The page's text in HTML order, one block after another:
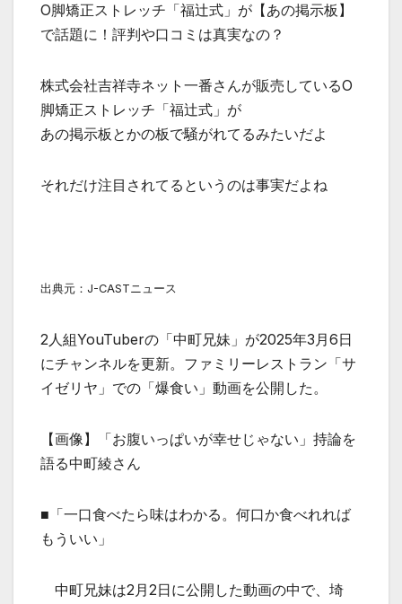
O脚矯正ストレッチ「福辻式」が【あの掲示板】
で話題に！評判や口コミは真実なの？
株式会社吉祥寺ネット一番さんが販売しているO
脚矯正ストレッチ「福辻式」が
あの掲示板とかの板で騒がれてるみたいだよ
それだけ注目されてるというのは事実だよね
出典元：J-CASTニュース
2人組YouTuberの「中町兄妹」が2025年3月6日
にチャンネルを更新。ファミリーレストラン「サ
イゼリヤ」での「爆食い」動画を公開した。
【画像】「お腹いっぱいが幸せじゃない」持論を
語る中町綾さん
■「一口食べたら味はわかる。何口か食べれれば
もういい」
中町兄妹は2月2日に公開した動画の中で、埼